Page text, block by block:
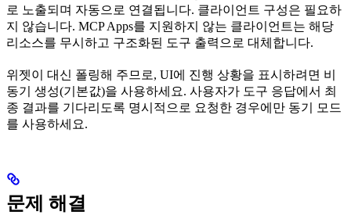
로 노출되며 자동으로 연결됩니다. 클라이언트 구성은 필요하
지 않습니다. MCP Apps를 지원하지 않는 클라이언트는 해당
리소스를 무시하고 구조화된 도구 출력으로 대체합니다.
위젯이 대신 폴링해 주므로, UI에 진행 상황을 표시하려면 비
동기 생성(기본값)을 사용하세요. 사용자가 도구 응답에서 최
종 결과를 기다리도록 명시적으로 요청한 경우에만 동기 모드
를 사용하세요.
문제 해결